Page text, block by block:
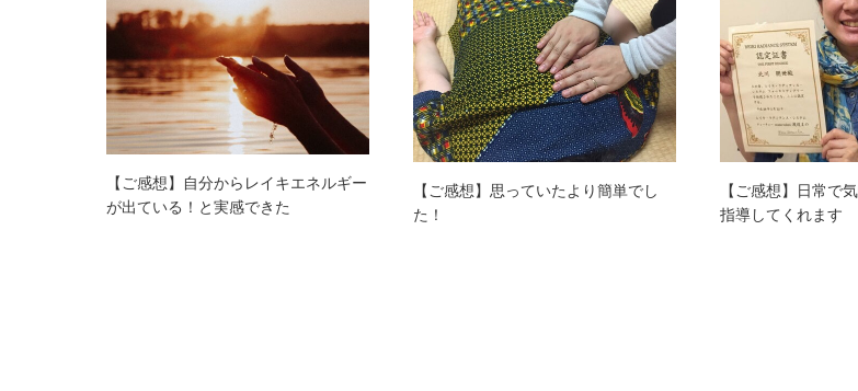
【ご感想】自分からレイキエネルギー
が出ている！と実感できた
【ご感想】思っていたより簡単でし
た！
【ご感想】日常で
指導してくれます